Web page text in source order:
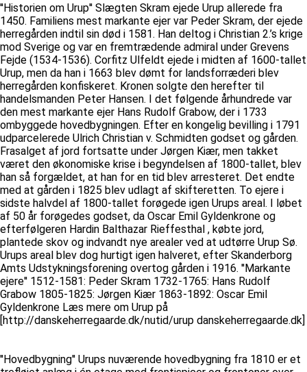
''Historien om Urup'' Slægten Skram ejede Urup allerede fra
1450. Familiens mest markante ejer var Peder Skram, der ejede
herregården indtil sin død i 1581. Han deltog i Christian 2.’s krige
mod Sverige og var en fremtrædende admiral under Grevens
Fejde (1534-1536). Corfitz Ulfeldt ejede i midten af 1600-tallet
Urup, men da han i 1663 blev dømt for landsforræderi blev
herregården konfiskeret. Kronen solgte den herefter til
handelsmanden Peter Hansen. I det følgende århundrede var
den mest markante ejer Hans Rudolf Grabow, der i 1733
ombyggede hovedbygningen. Efter en kongelig bevilling i 1791
udparcelerede Ulrich Christian v. Schmidten godset og gården.
Frasalget af jord fortsatte under Jørgen Kiær, men takket
været den økonomiske krise i begyndelsen af 1800-tallet, blev
han så forgældet, at han for en tid blev arresteret. Det endte
med at gården i 1825 blev udlagt af skifteretten. To ejere i
sidste halvdel af 1800-tallet forøgede igen Urups areal. I løbet
af 50 år forøgedes godset, da Oscar Emil Gyldenkrone og
efterfølgeren Hardin Balthazar Rieffesthal , købte jord,
plantede skov og indvandt nye arealer ved at udtørre Urup Sø.
Urups areal blev dog hurtigt igen halveret, efter Skanderborg
Amts Udstykningsforening overtog gården i 1916. ''Markante
ejere'' 1512-1581: Peder Skram 1732-1765: Hans Rudolf
Grabow 1805-1825: Jørgen Kiær 1863-1892: Oscar Emil
Gyldenkrone Læs mere om Urup på
[http://danskeherregaarde.dk/nutid/urup danskeherregaarde.dk]
''Hovedbygning'' Urups nuværende hovedbygning fra 1810 er et